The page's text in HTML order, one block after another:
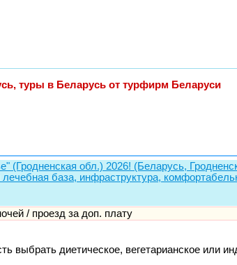
туры в Беларусь от турфирм Беларуси
(Гродненская обл.) 2026! (Беларусь,
база, инфраструктура,
/ проезд за доп. плату
выбрать диетическое, вегетарианское или